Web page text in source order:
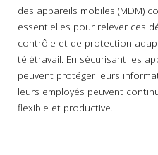
des appareils mobiles (MDM)
essentielles pour relever ces
contrôle et de protection
télétravail. En sécurisant les
peuvent protéger leurs
leurs employés peuvent
flexible et productive.